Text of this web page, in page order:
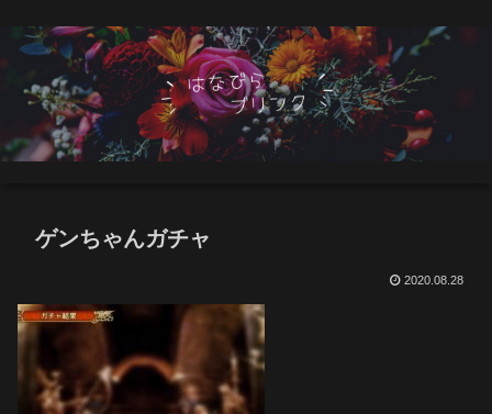
ゲンちゃんガチャ
2020.08.28